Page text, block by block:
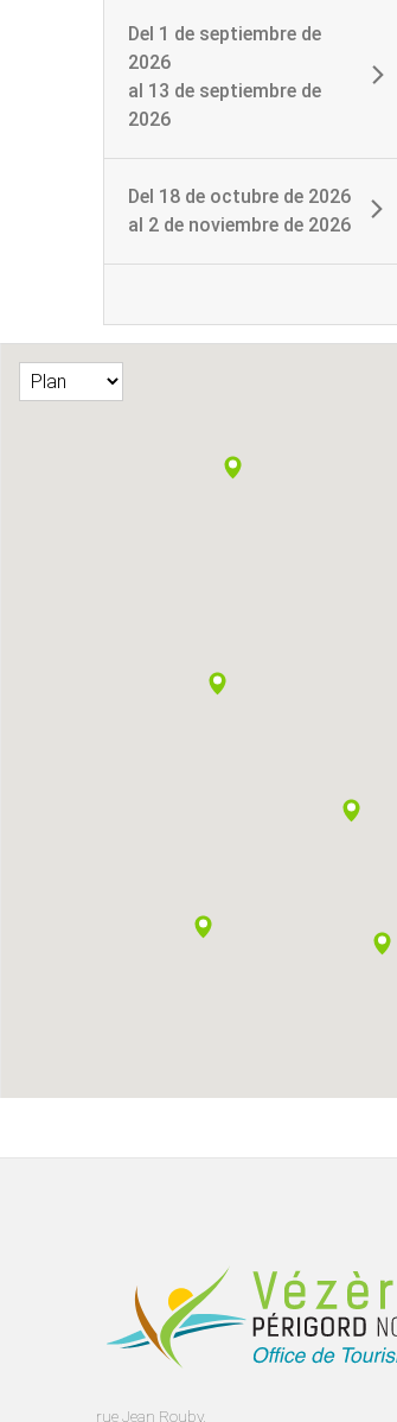
Del 1 de septiembre de
2026
al 13 de septiembre de
2026
Del 18 de octubre de 2026
al 2 de noviembre de 2026
rue Jean Rouby,